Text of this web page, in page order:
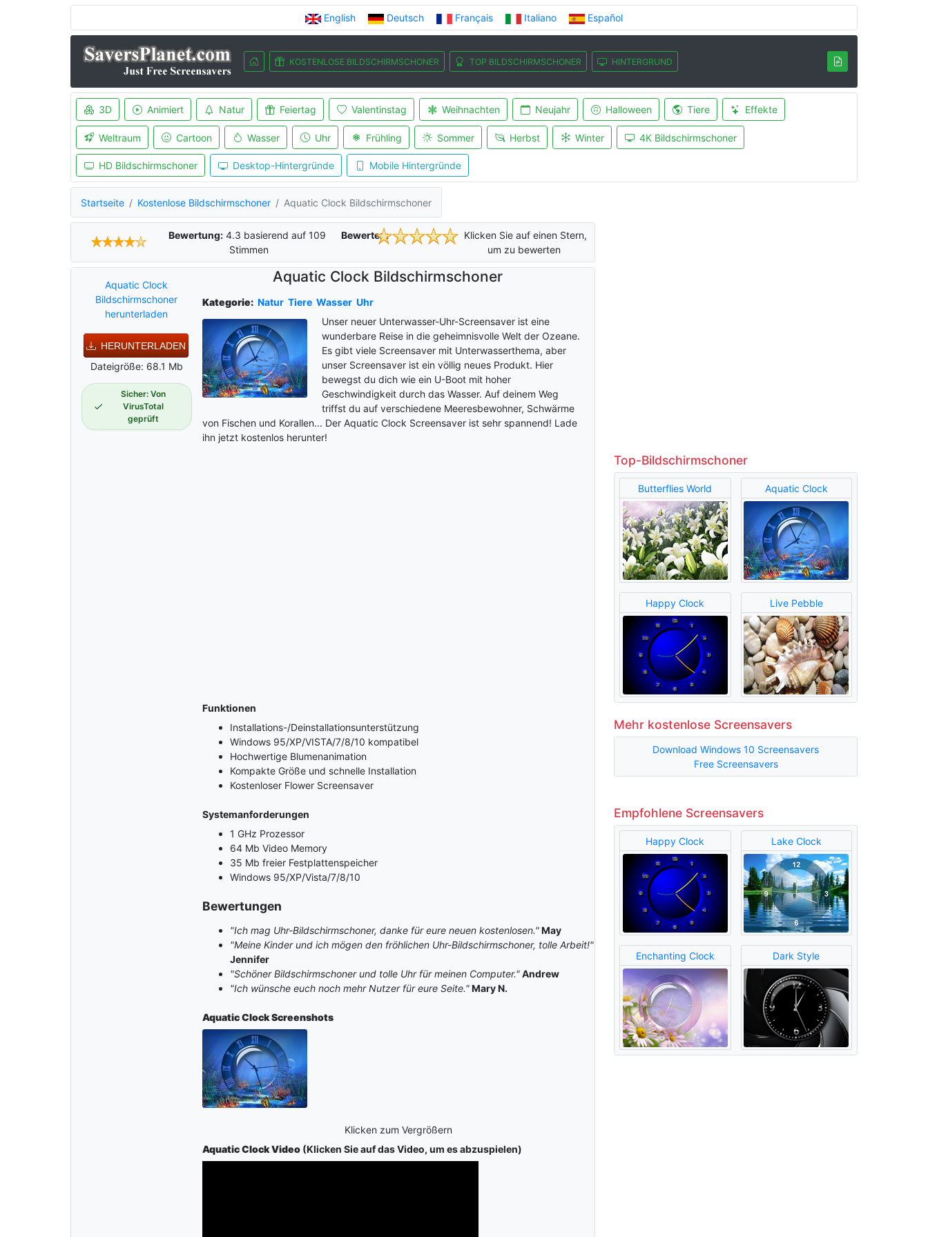
English Deutsch Français Italiano Español
KOSTENLOSE BILDSCHIRMSCHONER TOP BILDSCHIRMSCHONER HINTERGRUND
3D Animiert Natur Feiertag Valentinstag Weihnachten Neujahr Halloween Tiere Effekte
Weltraum Cartoon Wasser Uhr Frühling Sommer Herbst Winter 4K Bildschirmschoner
HD Bildschirmschoner Desktop-Hintergründe Mobile Hintergründe
Startseite Kostenlose Bildschirmschoner Aquatic Clock Bildschirmschoner
Bewertung: 4.3 basierend auf 109
Stimmen
Bewerten:
Klicken Sie auf einen Stern,
um zu bewerten
Aquatic Clock
Bildschirmschoner
herunterladen
HERUNTERLADEN
Dateigröße: 68.1 Mb
Sicher: Von
VirusTotal
geprüft
Aquatic Clock Bildschirmschoner
Kategorie: Natur Tiere Wasser Uhr
Unser neuer Unterwasser-Uhr-Screensaver ist eine
wunderbare Reise in die geheimnisvolle Welt der Ozeane.
Es gibt viele Screensaver mit Unterwasserthema, aber
unser Screensaver ist ein völlig neues Produkt. Hier
bewegst du dich wie ein U-Boot mit hoher
Geschwindigkeit durch das Wasser. Auf deinem Weg
triffst du auf verschiedene Meeresbewohner, Schwärme
von Fischen und Korallen... Der Aquatic Clock Screensaver ist sehr spannend! Lade
ihn jetzt kostenlos herunter!
Funktionen
Installations-/Deinstallationsunterstützung
Windows 95/XP/VISTA/7/8/10 kompatibel
Hochwertige Blumenanimation
Kompakte Größe und schnelle Installation
Kostenloser Flower Screensaver
Systemanforderungen
1 GHz Prozessor
64 Mb Video Memory
35 Mb freier Festplattenspeicher
Windows 95/XP/Vista/7/8/10
Bewertungen
"Ich mag Uhr-Bildschirmschoner, danke für eure neuen kostenlosen."May
"Meine Kinder und ich mögen den fröhlichen Uhr-Bildschirmschoner, tolle Arbeit!"
Jennifer
"Schöner Bildschirmschoner und tolle Uhr für meinen Computer."Andrew
"Ich wünsche euch noch mehr Nutzer für eure Seite."Mary N.
Aquatic ClockScreenshots
Klicken zum Vergrößern
Aquatic Clock Video(Klicken Sie auf das Video, um es abzuspielen)
Top-Bildschirmschoner
Butterflies World Aquatic Clock
Happy Clock Live Pebble
Mehr kostenlose Screensavers
Download Windows 10 Screensavers
Free Screensavers
Empfohlene Screensavers
Happy Clock Lake Clock
Enchanting Clock Dark Style